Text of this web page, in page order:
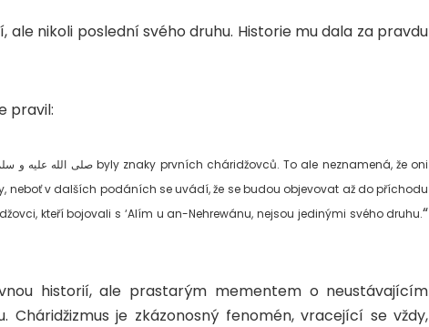
nikoli poslední svého druhu. Historie mu dala za pravdu
pravil:
neboť v dalších podáních se uvádí, že se budou objevovat až do příchodu
kteří bojovali s ‘Alím u an-Nehrewánu, nejsou jedinými svého druhu.“
historií, ale prastarým mementem o neustávajícím
Cháridžizmus je zkázonosný fenomén, vracející se vždy,